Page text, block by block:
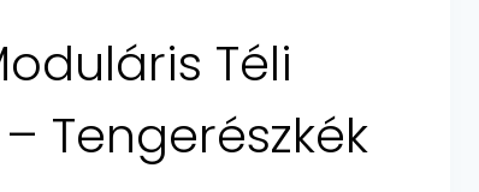
Téli
Tengerészkék